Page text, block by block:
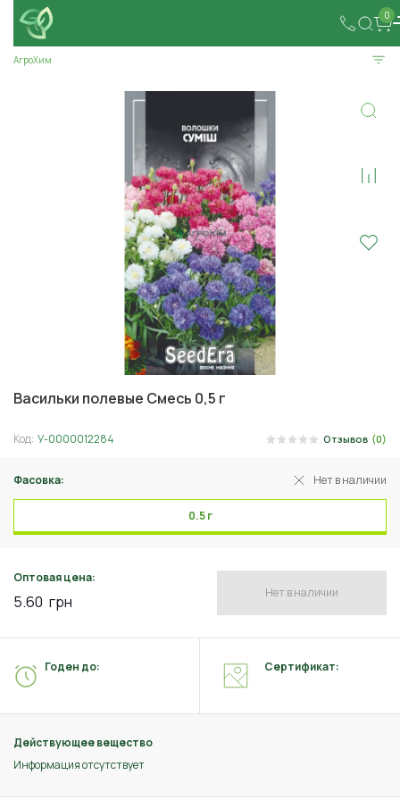
0
АгроХим
Васильки полевые Смесь 0,5 г
Код: У-0000012284 Отзывов (0)
Фасовка: Нет в наличии
0.5 г
Оптовая цена:
5.60 грн Нет в наличии
Действующее вещество
Информация отсутствует
Годен до: Сертификат: